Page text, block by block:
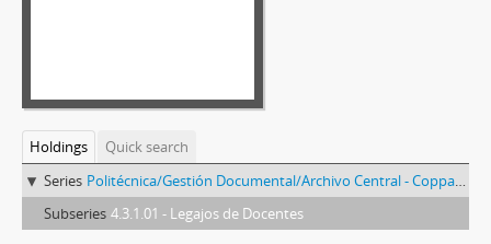
Holdings
Quick search
Series Politécnica/Gestión Documental/Archivo Central - Coppari de Rojas, Niia Asunción
Subseries 4.3.1.01 - Legajos de Docentes